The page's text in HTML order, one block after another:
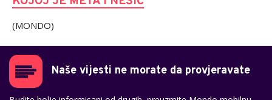
(MONDO)
Naše vijesti ne morate da provjeravate